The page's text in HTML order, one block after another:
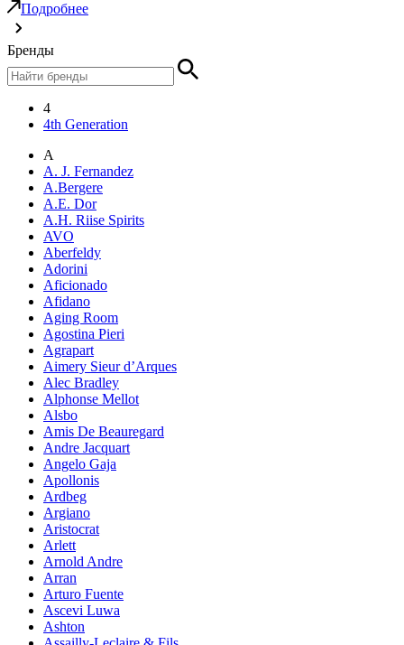
Подробнее
Бренды
4
4th Generation
A
A. J. Fernandez
A.Bergere
A.E. Dor
A.H. Riise Spirits
AVO
Aberfeldy
Adorini
Aficionado
Afidano
Aging Room
Agostina Pieri
Agrapart
Aimery Sieur d’Arques
Alec Bradley
Alphonse Mellot
Alsbo
Amis De Beauregard
Andre Jacquart
Angelo Gaja
Apollonis
Ardbeg
Argiano
Aristocrat
Arlett
Arnold Andre
Arran
Arturo Fuente
Ascevi Luwa
Ashton